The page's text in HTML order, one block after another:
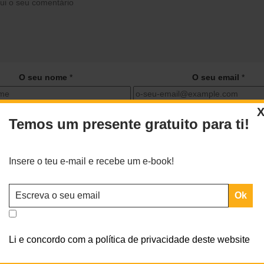
O seu nome * O seu email *
o meu nome, email e site neste navegador para a próxima vez
exclusivos para ti
Temos um presente gratuito para ti!
Insere o teu e-mail e recebe um e-book!
Li e concordo com a política de privacidade deste website
X